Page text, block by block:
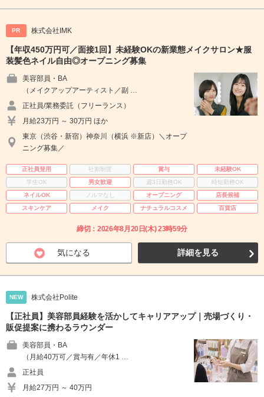
PR 株式会社IMK
【年収450万円可／面接1回】未経験OKの新業態メイクサロン★服
装髪色ネイル自由◎オープニング募集
美容部員・BA
（メイクアップアーティスト／副 …
正社員/業務委託（フリーランス）
月給23万円 ～ 30万円 ほか
東京（渋谷・新宿）神奈川（横浜 ※新店）＼オープ
ニング募集／
正社員登用 社割制度 賞与
未経験OK
学生OK
男女歓迎 週3日勤務OK
時短勤務OK
ネイルOK
ノルマなし オープニング
店長候補
スキンケア
メイク ナチュラルコスメ 百貨店
締切：2026年8月20日(木) 23時59分
気になる 詳細を見る
NEW 株式会社Polite
【正社員】美容部員経験を活かしてキャリアアップ｜売場づくり・
販促提案に携わるラウンダー
美容部員・BA
（月給40万可／賞与有／年休1 …
正社員
月給27万円 ～ 40万円